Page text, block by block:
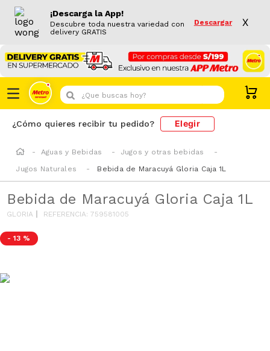
¡Descarga la App!
Descubre toda nuestra variedad con
delivery GRATIS
Descargar X
¿Que buscas hoy?
¿Cómo quieres recibir tu pedido? Elegir
Aguas y Bebidas
Jugos y otras bebidas
Jugos Naturales
Bebida de Maracuyá Gloria Caja 1L
Bebida de Maracuyá Gloria Caja 1L
GLORIA REFERENCIA:759581005
- 13 %